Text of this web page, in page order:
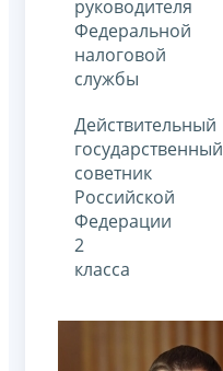
руководителя
Федеральной
налоговой
службы
Действительный
государственный
советник
Российской
Федерации
2
класса